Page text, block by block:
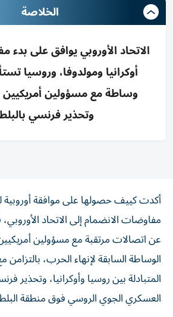
الخلاصة
الاتحاد الأوروبي يوافق على
أوكرانيا ومولدوفا، وروسيا
وساطة مع مسؤولين
وتحذير فرنسي
أكدت كييف حصولها على موافقة أوروبية
مفاوضات الانضمام إلى الاتحاد
عن اتصالات مرتقبة مع مسؤولين
الوساطة السابقة لإنهاء الحرب،
المتبادلة بين روسيا وأوكرانيا، وتحذير
العسكري الجوي الروسي فوق منطقة